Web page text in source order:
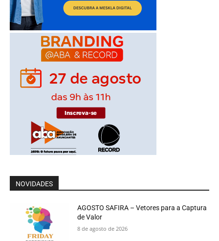
NOVIDADES
AGOSTO SAFIRA – Vetores para a Captura
de Valor
8 de agosto de 2026